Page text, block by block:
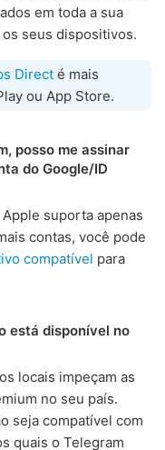
em toda a sua
seus dispositivos.
Direct é mais
ou App Store.
posso me assinar
do Google/ID
suporta apenas
contas, você pode
compatível para
está disponível no
locais impeçam as
no seu país.
seja compatível com
quais o Telegram